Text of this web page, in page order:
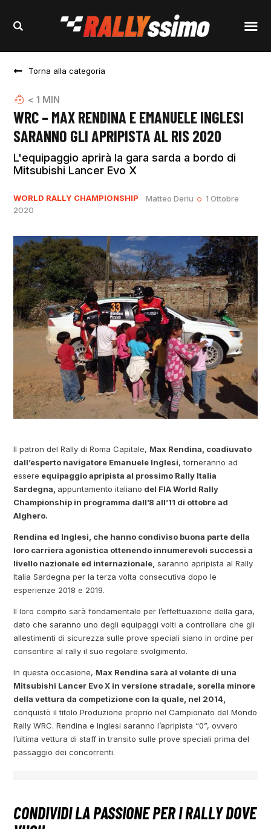
Torna alla categoria
< 1 MIN
WRC – MAX RENDINA E EMANUELE INGLESI
SARANNO GLI APRIPISTA AL RIS 2020
L'equipaggio aprirà la gara sarda a bordo di
Mitsubishi Lancer Evo X
WORLD RALLY CHAMPIONSHIP Matteo Deriu
1 Ottobre
2020
Il patron del Rally di Roma Capitale, Max Rendina, coadiuvato
dall’esperto navigatore Emanuele Inglesi, torneranno ad
essere equipaggio apripista al prossimo Rally Italia
Sardegna, appuntamento italiano del FIA World Rally
Championship in programma dall’8 all’11 di ottobre ad
Alghero.
Rendina ed Inglesi, che hanno condiviso buona parte della
loro carriera agonistica ottenendo innumerevoli successi a
livello nazionale ed internazionale, saranno apripista al Rally
Italia Sardegna per la terza volta consecutiva dopo le
esperienze 2018 e 2019.
Il loro compito sarà fondamentale per l’effettuazione della gara,
dato che saranno uno degli equipaggi volti a controllare che gli
allestimenti di sicurezza sulle prove speciali siano in ordine per
consentire al rally il suo regolare svolgimento.
In questa occasione, Max Rendina sarà al volante di una
Mitsubishi Lancer Evo X in versione stradale, sorella minore
della vettura da competizione con la quale, nel 2014,
conquistò il titolo Produzione proprio nel Campionato del Mondo
Rally WRC. Rendina e Inglesi saranno l’apripista “0”, ovvero
l’ultima vettura di staff in transito sulle prove speciali prima del
passaggio dei concorrenti.